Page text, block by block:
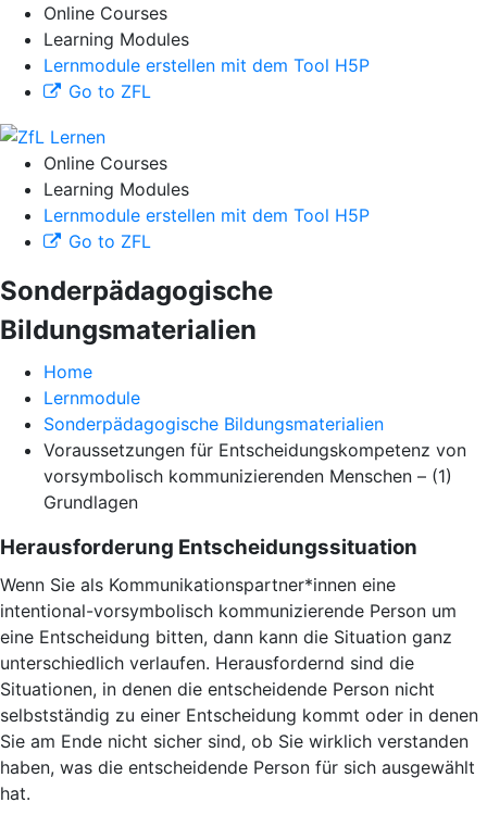
Online Courses
Learning Modules
Lernmodule erstellen mit dem Tool H5P
Go to ZFL
Online Courses
Learning Modules
Lernmodule erstellen mit dem Tool H5P
Go to ZFL
Sonderpädagogische
Bildungsmaterialien
Home
Lernmodule
Sonderpädagogische Bildungsmaterialien
Voraussetzungen für Entscheidungskompetenz von
vorsymbolisch kommunizierenden Menschen – (1)
Grundlagen
Herausforderung Entscheidungssituation
Wenn Sie als Kommunikationspartner*innen eine
intentional-vorsymbolisch kommunizierende Person um
eine Entscheidung bitten, dann kann die Situation ganz
unterschiedlich verlaufen. Herausfordernd sind die
Situationen, in denen die entscheidende Person nicht
selbstständig zu einer Entscheidung kommt oder in denen
Sie am Ende nicht sicher sind, ob Sie wirklich verstanden
haben, was die entscheidende Person für sich ausgewählt
hat.